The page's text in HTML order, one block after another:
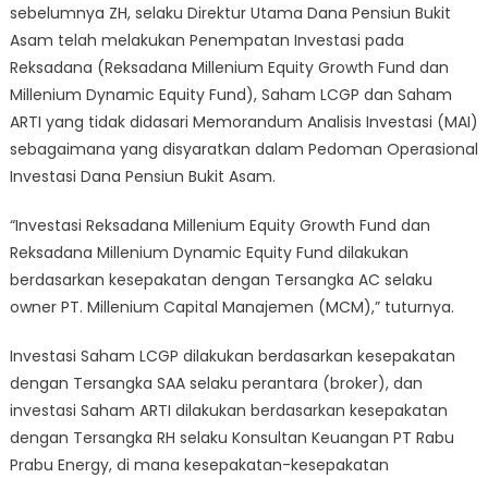
sebelumnya ZH, selaku Direktur Utama Dana Pensiun Bukit
Asam telah melakukan Penempatan Investasi pada
Reksadana (Reksadana Millenium Equity Growth Fund dan
Millenium Dynamic Equity Fund), Saham LCGP dan Saham
ARTI yang tidak didasari Memorandum Analisis Investasi (MAI)
sebagaimana yang disyaratkan dalam Pedoman Operasional
Investasi Dana Pensiun Bukit Asam.
“Investasi Reksadana Millenium Equity Growth Fund dan
Reksadana Millenium Dynamic Equity Fund dilakukan
berdasarkan kesepakatan dengan Tersangka AC selaku
owner PT. Millenium Capital Manajemen (MCM),” tuturnya.
Investasi Saham LCGP dilakukan berdasarkan kesepakatan
dengan Tersangka SAA selaku perantara (broker), dan
investasi Saham ARTI dilakukan berdasarkan kesepakatan
dengan Tersangka RH selaku Konsultan Keuangan PT Rabu
Prabu Energy, di mana kesepakatan-kesepakatan